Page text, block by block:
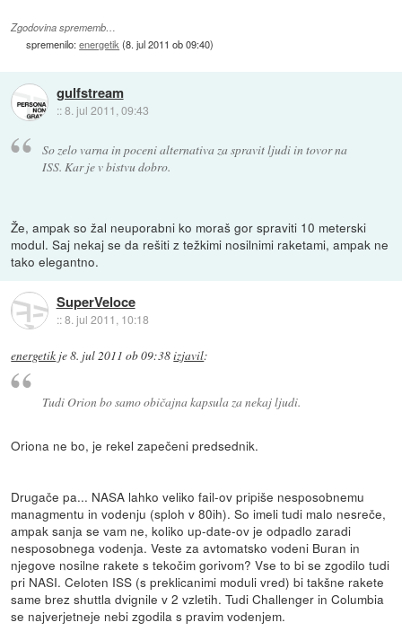
Zgodovina sprememb…
spremenilo:energetik (8. jul 2011 ob 09:40)
gulfstream
::8. jul 2011, 09:43
So zelo varna in poceni alternativa za spravit ljudi in tovor na
ISS. Kar je v bistvu dobro.
Že, ampak so žal neuporabni ko moraš gor spraviti 10 meterski
modul. Saj nekaj se da rešiti z težkimi nosilnimi raketami, ampak ne
tako elegantno.
SuperVeloce
::8. jul 2011, 10:18
energetik je8. jul 2011 ob 09:38izjavil:
Tudi Orion bo samo običajna kapsula za nekaj ljudi.
Oriona ne bo, je rekel zapečeni predsednik.
Drugače pa... NASA lahko veliko fail-ov pripiše nesposobnemu
managmentu in vodenju (sploh v 80ih). So imeli tudi malo nesreče,
ampak sanja se vam ne, koliko up-date-ov je odpadlo zaradi
nesposobnega vodenja. Veste za avtomatsko vodeni Buran in
njegove nosilne rakete s tekočim gorivom? Vse to bi se zgodilo tudi
pri NASI. Celoten ISS (s preklicanimi moduli vred) bi takšne rakete
same brez shuttla dvignile v 2 vzletih. Tudi Challenger in Columbia
se najverjetneje nebi zgodila s pravim vodenjem.